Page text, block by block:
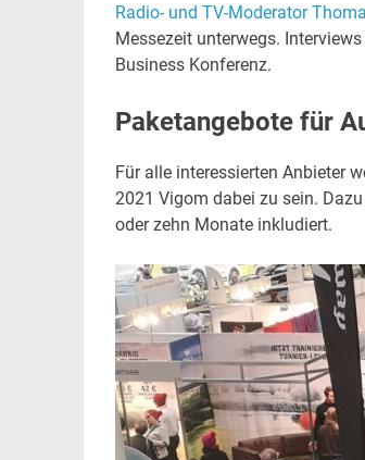
Radio- und TV-Moderator
Messezeit unterwegs.
Business Konferenz.
Paketangebote für
Für alle interessierten Anbieter
2021 Vigom dabei zu sein.
oder zehn Monate inkludiert.